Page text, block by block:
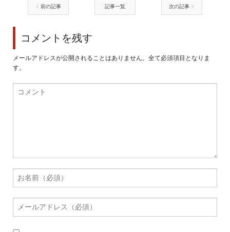
前の記事 記事一覧 次の記事
コメントを残す
メールアドレスが公開されることはありません。全て必須項目となりま
す。